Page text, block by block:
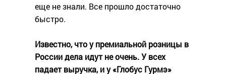
еще не знали. Все прошло достаточно
быстро.
Известно, что у премиальной розницы в
России дела идут не очень. У всех
падает выручка, и у «Глобус Гурмэ»